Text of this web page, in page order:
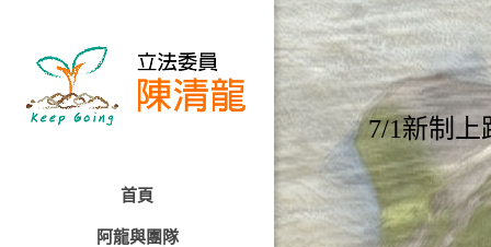
首頁
阿龍與團隊
7/1新制上